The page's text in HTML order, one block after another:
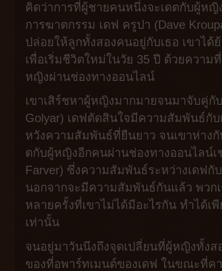
คิดว่าการที่ผู้ชายคนหนึ่งจะเดตกับผู้หญิ
การฆาตกรรม เดฟ ครูปา (Dave
ปล่อยให้ลูกทั้งสองคนอยู่กับเธอ เขาได้
เพื่อเริ่มชีวิตใหม่ในวัย 35 ปี ด้วยความ
หญิงผ่านช่องทางออนไลน์
เขาเสิร์ชหาผู้หญิงมากมายจนมาจับคู่
Golyar) เดฟตัดสินใจมีความสัมพันธ์กับ
หวังความสัมพันธ์ที่ยืนยาว จนเขาห่าง
ตกับผู้หญิงอีกคนผ่านช่องทางออนไลน์
Farver) ซึ่งความสัมพันธ์ระหว่างเดฟกั
นอกจากจะมีความสัมพันธ์กันแล้ว พวก
หลายครั้งที่เขาไม่ได้มีอะไรกัน ทำได้
เท่านั้น
จนอยู่มาวันนึงถึงจุดเปลี่ยนที่ผู้หญิงทั้งส
ของที่อพาร์ทเมนต์ของเดฟ ในขณะที่ค